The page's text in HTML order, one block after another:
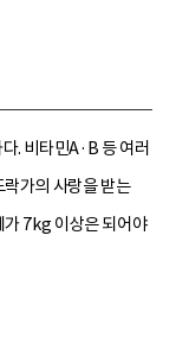
. 비타민A·B 등 여러
가의 사랑을 받는
가 7kg 이상은 되어야